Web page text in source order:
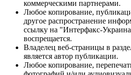
коммерческими партнерами.
Любое копирование,
другое распространение
ссылку на "Интерфакс-
воспрещается.
Владелец веб-страницы в
является автор публикации.
Любое копирование,